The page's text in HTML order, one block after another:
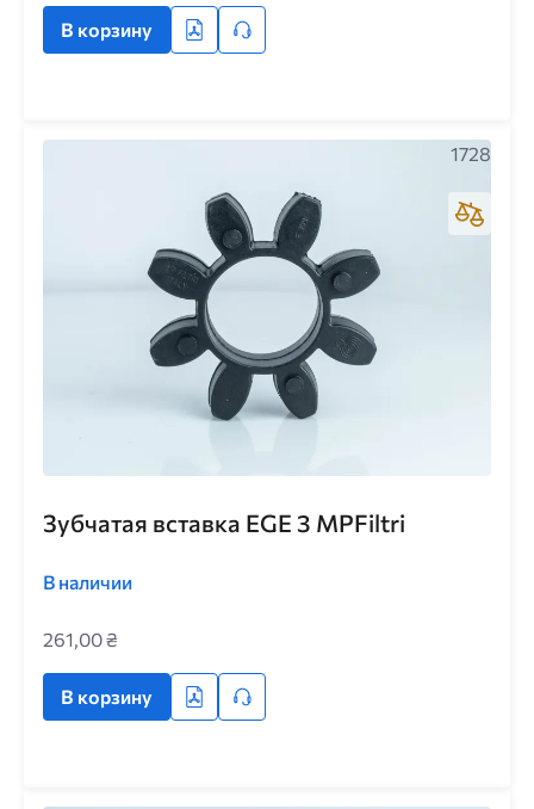
В корзину
Зубчатая вставка EGE 3 MPFiltri
В наличии
261,00 ₴
В корзину
1728